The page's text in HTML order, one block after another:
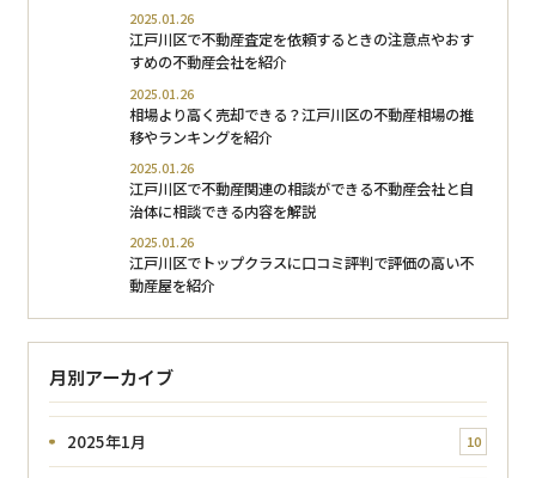
2025.01.26
江戸川区で不動産査定を依頼するときの注意点やおす
すめの不動産会社を紹介
2025.01.26
相場より高く売却できる？江戸川区の不動産相場の推
移やランキングを紹介
2025.01.26
江戸川区で不動産関連の相談ができる不動産会社と自
治体に相談できる内容を解説
2025.01.26
江戸川区でトップクラスに口コミ評判で評価の高い不
動産屋を紹介
月別アーカイブ
2025年1月 10